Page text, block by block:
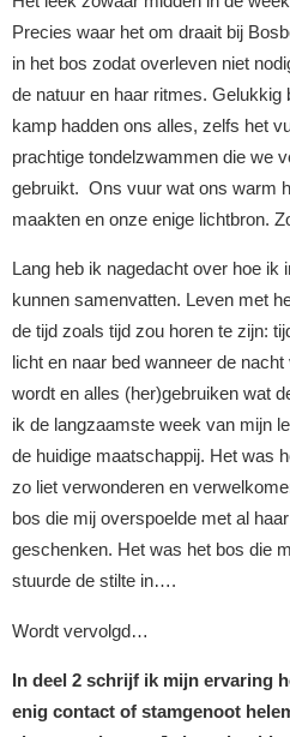
Precies waar het om draait bij
in het bos zodat overleven niet
de natuur en haar ritmes. Gelukkig
kamp hadden ons alles, zelfs het
prachtige tondelzwammen die we
gebruikt. Ons vuur wat ons warm
maakten en onze enige lichtbron.
Lang heb ik nagedacht over hoe ik
kunnen samenvatten. Leven met
de tijd zoals tijd zou horen te zijn:
licht en naar bed wanneer de
wordt en alles (her)gebruiken wat
ik de langzaamste week van mijn
de huidige maatschappij. Het was
zo liet verwonderen en
bos die mij overspoelde met al
geschenken. Het was het bos die
stuurde de stilte in….
Wordt vervolgd…
In deel 2 schrijf ik mijn ervaring
enig contact of stamgenoot